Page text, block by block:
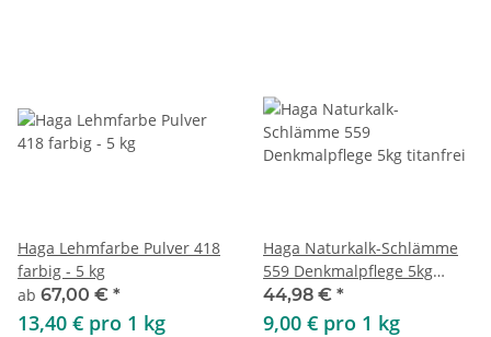
Haga Lehmfarbe Pulver 418
farbig - 5 kg
ab 67,00 € *
13,40 € pro 1 kg
Haga Naturkalk-Schlämme
559 Denkmalpflege 5kg
titanfrei
44,98 € *
9,00 € pro 1 kg